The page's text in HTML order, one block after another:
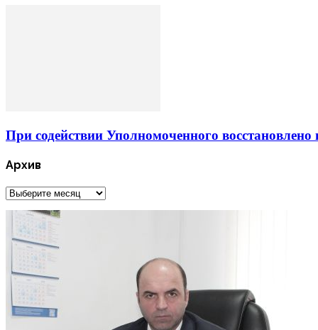
При содействии Уполномоченного
Архив
Архив